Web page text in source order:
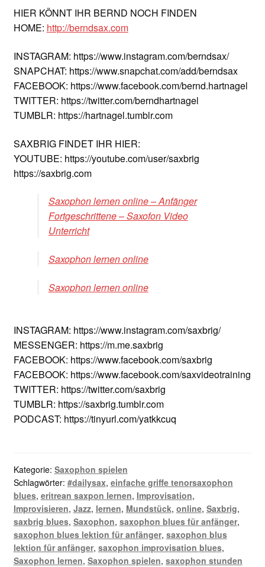
HIER KÖNNT IHR BERND NOCH FINDEN
HOME: http://berndsax.com
INSTAGRAM: https://www.instagram.com/berndsax/
SNAPCHAT: https://www.snapchat.com/add/berndsax
FACEBOOK: https://www.facebook.com/bernd.hartnagel
TWITTER: https://twitter.com/berndhartnagel
TUMBLR: https://hartnagel.tumblr.com
SAXBRIG FINDET IHR HIER:
YOUTUBE: https://youtube.com/user/saxbrig
https://saxbrig.com
Saxophon lernen online – Anfänger
Fortgeschrittene – Saxofon Video
Unterricht
Saxophon lernen online
Saxophon lernen online
INSTAGRAM: https://www.instagram.com/saxbrig/
MESSENGER: https://m.me.saxbrig
FACEBOOK: https://www.facebook.com/saxbrig
FACEBOOK: https://www.facebook.com/saxvideotraining
TWITTER: https://twitter.com/saxbrig
TUMBLR: https://saxbrig.tumblr.com
PODCAST: https://tinyurl.com/yatkkcuq
Kategorie: Saxophon spielen
Schlagwörter: #dailysax, einfache griffe tenorsaxophon
blues, eritrean saxpon lernen, Improvisation,
Improvisieren, Jazz, lernen, Mundstück, online, Saxbrig,
saxbrig blues, Saxophon, saxophon blues für anfänger,
saxophon blues lektion für anfänger, saxophon blus
lektion für anfänger, saxophon improvisation blues,
Saxophon lernen, Saxophon spielen, saxophon stunden